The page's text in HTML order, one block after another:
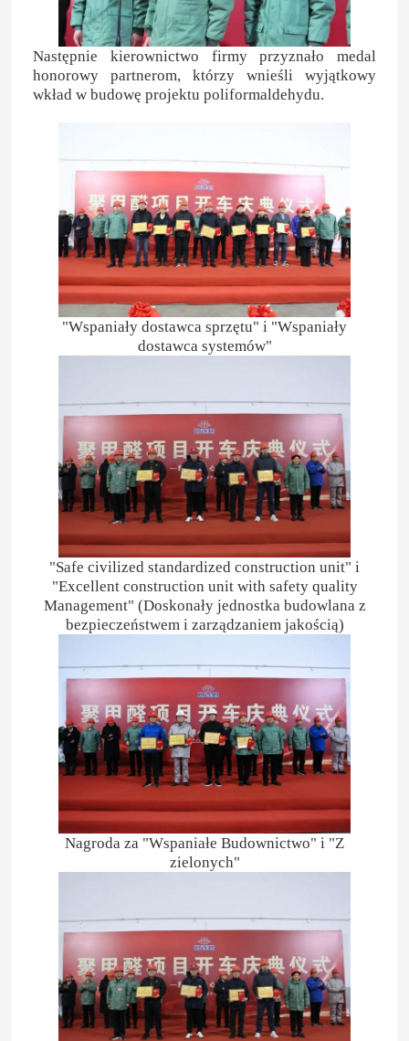
Dom
Produkty
Filmy
O nas
Wycieczka po fabryce
Skontaktuj się z nami
Aktualności
Sprawy
Mocznik
Nawóz azotowo-potasowy
Nawóz wieloskładnikowy
Melamina
Mocznik klasy samochodowej
Plasty POM
Następnie kierownictwo firmy przyznało medal
honorowy partnerom, którzy wnieśli wyjątkowy
wkład w budowę projektu poliformaldehydu.
"Wspaniały dostawca sprzętu" i "Wspaniały
dostawca systemów"
"Safe civilized standardized construction unit" i
"Excellent construction unit with safety quality
Management" (Doskonały jednostka budowlana z
bezpieczeństwem i zarządzaniem jakością)
Nagroda za "Wspaniałe Budownictwo" i "Z
zielonych"